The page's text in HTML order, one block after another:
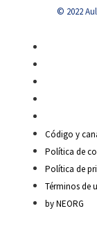
© 2022
Código y
Política de
Política de
Términos de
by NEORG